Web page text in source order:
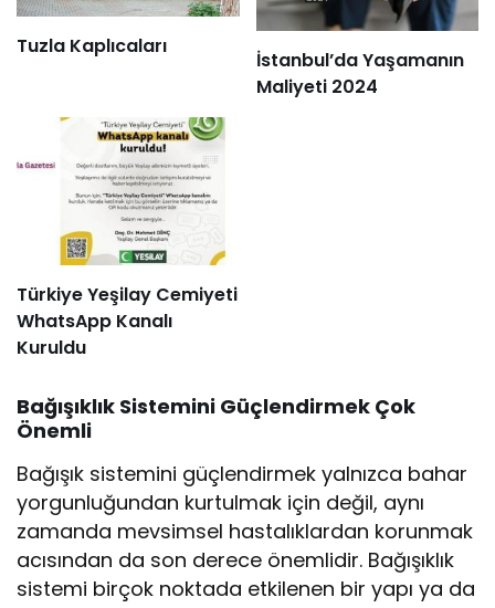
Tuzla Kaplıcaları
İstanbul’da Yaşamanın
Maliyeti 2024
Türkiye Yeşilay Cemiyeti
WhatsApp Kanalı
Kuruldu
Bağışıklık Sistemini Güçlendirmek Çok
Önemli
Bağışık sistemini güçlendirmek yalnızca bahar
yorgunluğundan kurtulmak için değil, aynı
zamanda mevsimsel hastalıklardan korunmak
acısından da son derece önemlidir. Bağışıklık
sistemi birçok noktada etkilenen bir yapı ya da